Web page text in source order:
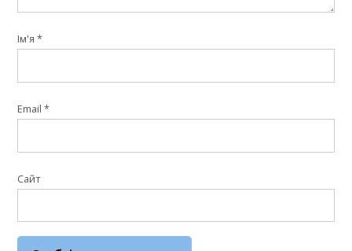
Ім'я*
Email*
Сайт